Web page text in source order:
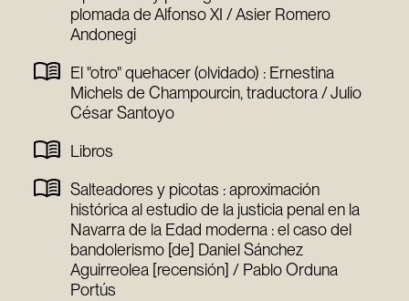
plomada de Alfonso XI / Asier Romero
Andonegi
El "otro" quehacer (olvidado) : Ernestina
Michels de Champourcin, traductora / Julio
César Santoyo
Libros
Salteadores y picotas : aproximación
histórica al estudio de la justicia penal en la
Navarra de la Edad moderna : el caso del
bandolerismo [de] Daniel Sánchez
Aguirreolea [recensión] / Pablo Orduna
Portús